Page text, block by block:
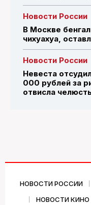
Новости России
В Москве
чихуахуа,
Новости России
Невеста
000 рублей за
отвисла
НОВОСТИ РОССИИ
НОВОСТИ КИНО